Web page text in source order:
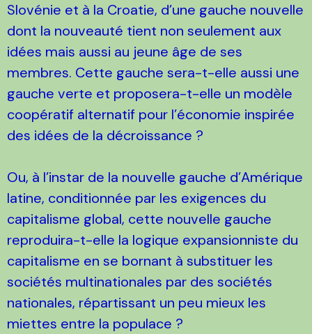
Slovénie et à la Croatie, d’une gauche nouvelle
dont la nouveauté tient non seulement aux
idées mais aussi au jeune âge de ses
membres. Cette gauche sera-t-elle aussi une
gauche verte et proposera-t-elle un modèle
coopératif alternatif pour l’économie inspirée
des idées de la décroissance ?
Ou, à l’instar de la nouvelle gauche d’Amérique
latine, conditionnée par les exigences du
capitalisme global, cette nouvelle gauche
reproduira-t-elle la logique expansionniste du
capitalisme en se bornant à substituer les
sociétés multinationales par des sociétés
nationales, répartissant un peu mieux les
miettes entre la populace ?